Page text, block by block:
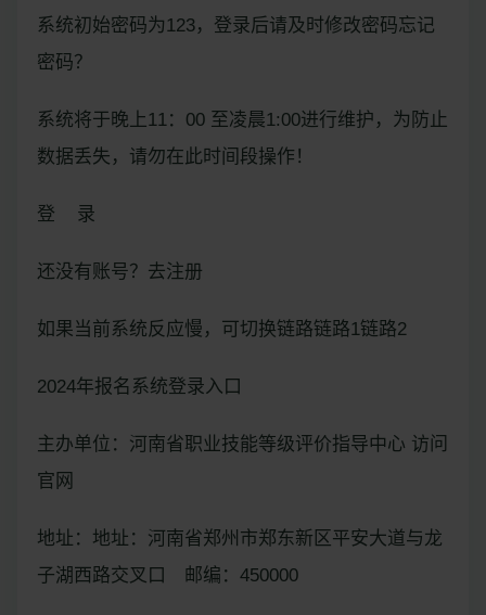
系统初始密码为123，登录后请及时修改密码忘记
密码？
系统将于晚上11：00 至凌晨1:00进行维护，为防止
数据丢失，请勿在此时间段操作！
登 录
还没有账号？去注册
如果当前系统反应慢，可切换链路链路1链路2
2024年报名系统登录入口
主办单位：河南省职业技能等级评价指导中心 访问
官网
地址：地址：河南省郑州市郑东新区平安大道与龙
子湖西路交叉口 邮编：450000